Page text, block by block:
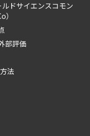
ドサイエンスコモン
）
部評価
法